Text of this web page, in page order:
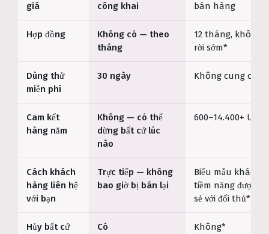
giá
công khai
bán hàng
Hợp đồng
Không có — theo
tháng
12 tháng, không
rời sớm*
Dùng thử
miễn phí
30 ngày Không cung cấp*
Cam kết
hàng năm
Không — có thể
dừng bất cứ lúc
nào
600–14.400+ USD*
Cách khách
hàng liên hệ
với bạn
Trực tiếp — không
bao giờ bị bán lại
Biểu mẫu khách
tiềm năng được
sẻ với đối thủ*
Hủy bất cứ
Có Không*